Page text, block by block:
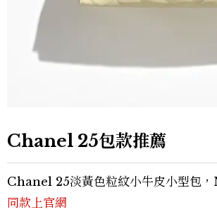
Chanel 25包款推薦
Chanel 25淡黃色粒紋小牛皮小型包
同款上官網